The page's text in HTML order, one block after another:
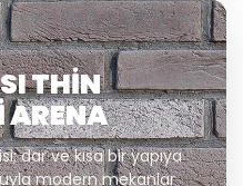
THİN
ARENA
dar ve kısa bir yapıya
modern mekanlar